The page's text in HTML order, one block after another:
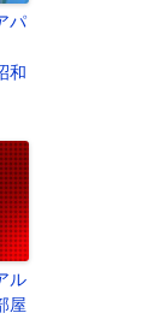
パ
和
ル
屋